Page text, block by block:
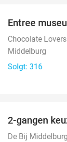
Entree
Chocolate Lovers
Middelburg
Solgt: 316
2-gangen
De Bij Middelburg